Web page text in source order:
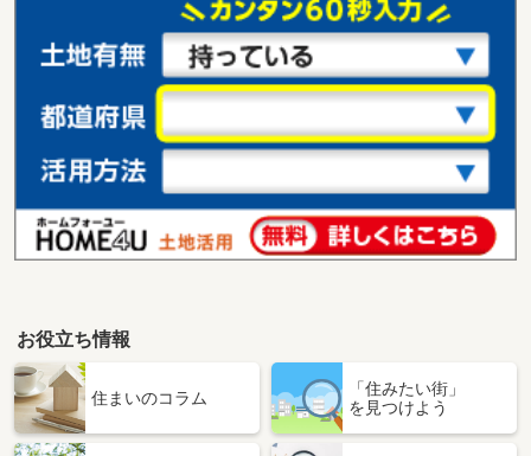
お役立ち情報
住まいのコラム
「住みたい街」
を見つけよう